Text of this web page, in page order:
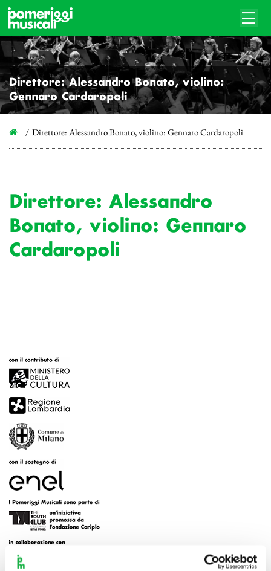
Direttore: Alessandro Bonato, violino:
Gennaro Cardaropoli
Direttore: Alessandro Bonato, violino: Gennaro Cardaropoli
Direttore: Alessandro
Bonato, violino: Gennaro
Cardaropoli